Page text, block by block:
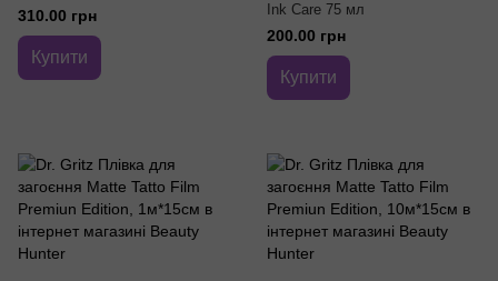
310.00 грн
Купити
Ink Care 75 мл
200.00 грн
Купити